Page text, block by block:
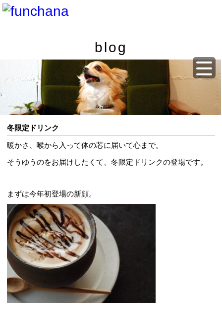
blog
冬限定ドリンク
暖かさ、喉から入って体の芯に届いて心まで。
そうゆうのをお届けしたくて、冬限定ドリンクの登場です。
まずは今年初登場の新顔。